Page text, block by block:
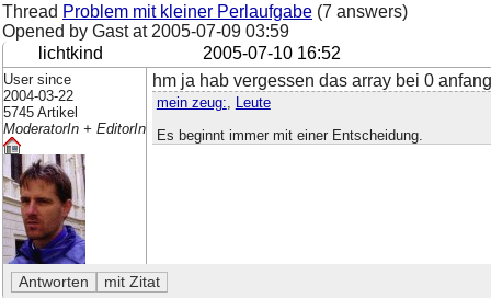
Thread Problem mit kleiner Perlaufgabe (7 answers)
Opened by Gast at 2005-07-09 03:59
lichtkind
2005-07-10 16:52
User since
2004-03-22
5745 Artikel
ModeratorIn + EditorIn
hm ja hab vergessen das array bei 0
mein zeug:, Leute
Es beginnt immer mit einer Entscheidung.